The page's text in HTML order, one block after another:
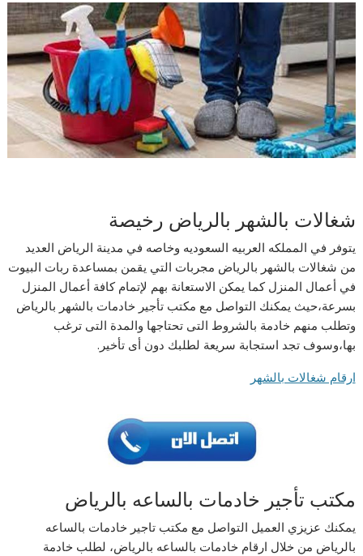
شغالات بالشهر بالرياض رخيصة
يتوفر في المملكه العربيه السعوديه وخاصه في مدينة الرياض العديد
من شغالات بالشهر بالرياض مجربات التي يقمن بمساعدة ربات البيوت
في أعمال المنزل كما يمكن الاستعانة بهم لإتمام كافة أعمال المنزل
بسرعة،حيث يمكنك التواصل مع مكتب تأجير خادمات بالشهر بالرياض
وتطلب منهم خادمة بالشروط التى تحتاجها والمدة التى ترغب
بها،وسوف تجد استجابة سريعة لطلبك دون أى تأخير.
ارقام شغالات بالشهر
مكتب تأجير خادمات بالساعه بالرياض
يمكنك عزيزي العميل التواصل مع مكتب تاجير خادمات بالساعه
بالرياض من خلال ارقام خادمات بالساعه بالرياض، لطلب خادمة